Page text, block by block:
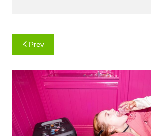
Навигация
Prev